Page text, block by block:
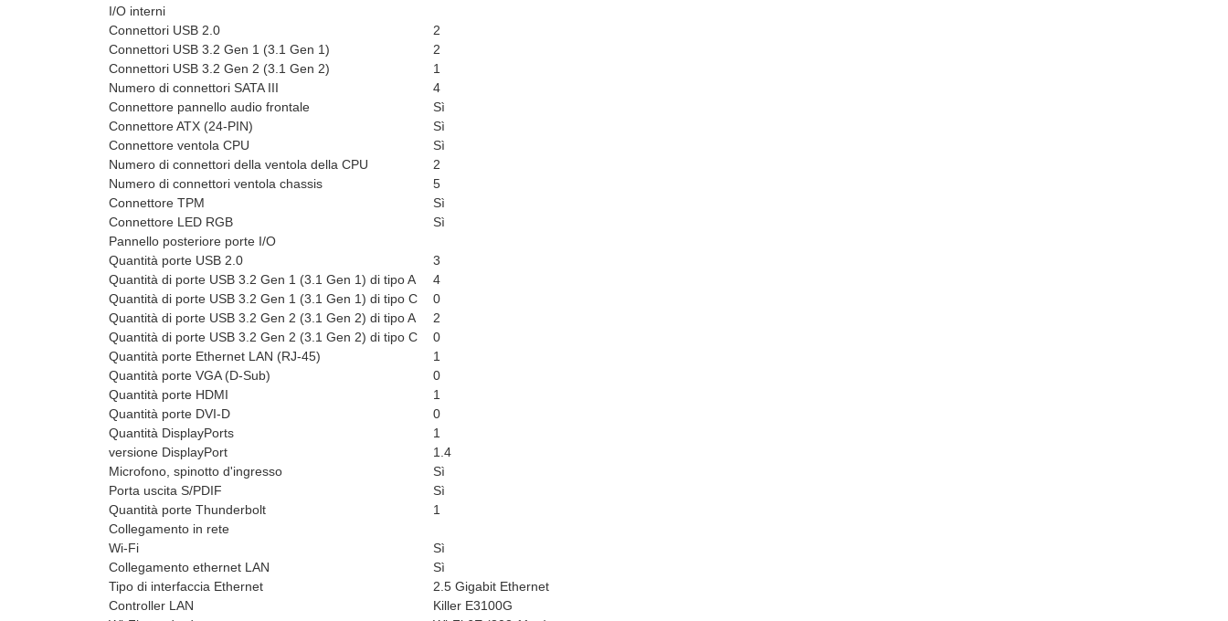
I/O interni
Connettori USB 2.0
2
Connettori USB 3.2 Gen 1 (3.1 Gen 1)
2
Connettori USB 3.2 Gen 2 (3.1 Gen 2)
1
Numero di connettori SATA III
4
Connettore pannello audio frontale
Sì
Connettore ATX (24-PIN)
Sì
Connettore ventola CPU
Sì
Numero di connettori della ventola della CPU
2
Numero di connettori ventola chassis
5
Connettore TPM
Sì
Connettore LED RGB
Sì
Pannello posteriore porte I/O
Quantità porte USB 2.0
3
Quantità di porte USB 3.2 Gen 1 (3.1 Gen 1) di tipo A
4
Quantità di porte USB 3.2 Gen 1 (3.1 Gen 1) di tipo C
0
Quantità di porte USB 3.2 Gen 2 (3.1 Gen 2) di tipo A
2
Quantità di porte USB 3.2 Gen 2 (3.1 Gen 2) di tipo C
0
Quantità porte Ethernet LAN (RJ-45)
1
Quantità porte VGA (D-Sub)
0
Quantità porte HDMI
1
Quantità porte DVI-D
0
Quantità DisplayPorts
1
versione DisplayPort
1.4
Microfono, spinotto d'ingresso
Sì
Porta uscita S/PDIF
Sì
Quantità porte Thunderbolt
1
Collegamento in rete
Wi-Fi
Sì
Collegamento ethernet LAN
Sì
Tipo di interfaccia Ethernet
2.5 Gigabit Ethernet
Controller LAN
Killer E3100G